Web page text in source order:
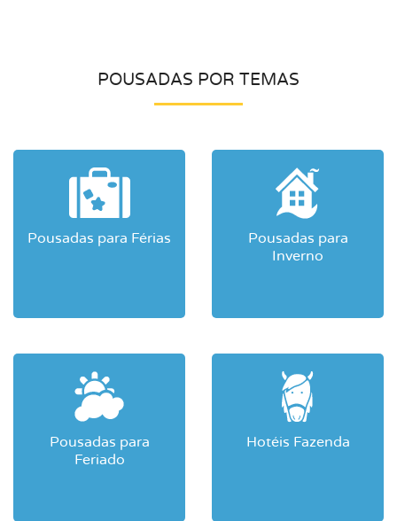
POUSADAS POR TEMAS
Pousadas para Férias
Pousadas para
Inverno
Pousadas para
Feriado
Hotéis Fazenda